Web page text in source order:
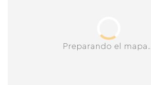
Preparando el mapa...